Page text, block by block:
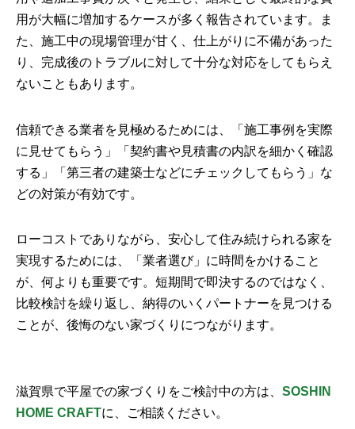
用が大幅に増加するケースが多く報告されています。ま
た、施工中の現場管理が甘く、仕上がりに不備があった
り、完成後のトラブルに対して十分な対応をしてもらえ
ないこともあります。
信頼できる業者を見極めるためには、「施工事例を実際
に見せてもらう」「契約書や見積書の内訳を細かく確認
する」「第三者の建築士などにチェックしてもらう」な
どの対策が有効です。
ローコストでありながら、安心して住み続けられる家を
実現するためには、「業者選び」に時間をかけること
が、何よりも重要です。短期間で即決するのではなく、
比較検討を繰り返し、納得のいくパートナーを見つける
ことが、後悔のない家づくりにつながります。
滋賀県で平屋での家づくりをご検討中の方は、 SOSHIN
HOME CRAFTに、ご相談ください。